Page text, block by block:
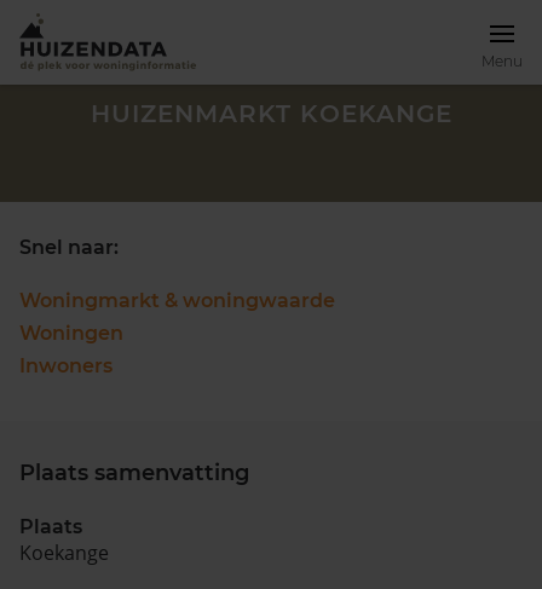
Menu
Zoek een woning
HUIZENMARKT KOEKANGE
Snel naar:
Woningmarkt & woningwaarde
Woningen
Inwoners
Plaats samenvatting
Plaats
Koekange